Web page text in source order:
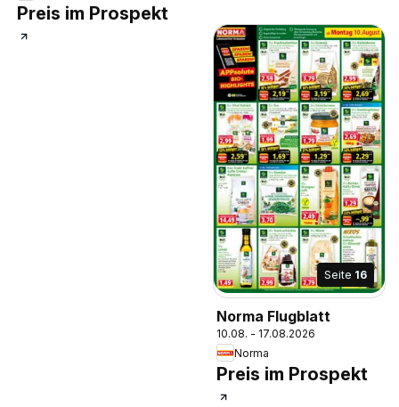
Preis im Prospekt
Seite 16
Norma Flugblatt
10.08. - 17.08.2026
Norma
Preis im Prospekt